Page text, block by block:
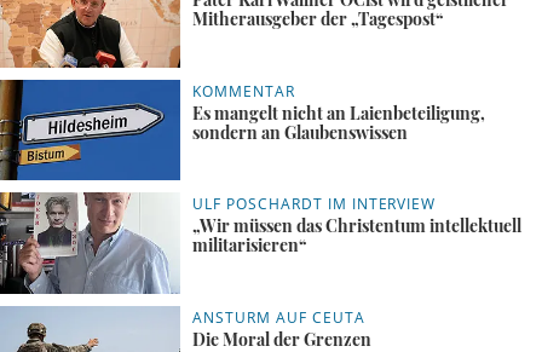
Mitherausgeber der „Tagespost“
KOMMENTAR
Es mangelt nicht an Laienbeteiligung,
sondern an Glaubenswissen
ULF POSCHARDT IM INTERVIEW
„Wir müssen das Christentum intellektuell
militarisieren“
ANSTURM AUF CEUTA
Die Moral der Grenzen